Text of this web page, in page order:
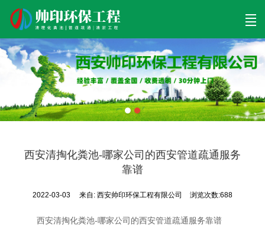
首页 清理工程 清淤工程 污泥工程 清淤检测
西安清掏化粪池-哪家公司的西安管道疏通服务
靠谱
2022-03-03 来自:西安帅印环保工程有限公司 浏览次数:688
西安清掏化粪池-哪家公司的西安管道疏通服务靠谱